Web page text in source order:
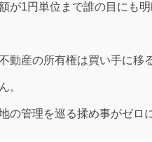
が1円単位まで誰の目にも
動産の所有権は買い手に移
。
の管理を巡る揉め事がゼロ